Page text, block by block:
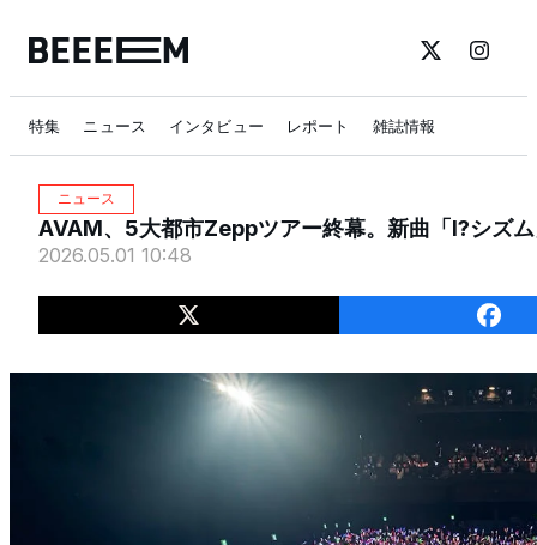
特集 ニュース インタビュー レポート 雑誌情報
ニュース
AVAM、5大都市Zeppツアー終幕。新曲「I?シズ
2026.05.01 10:48